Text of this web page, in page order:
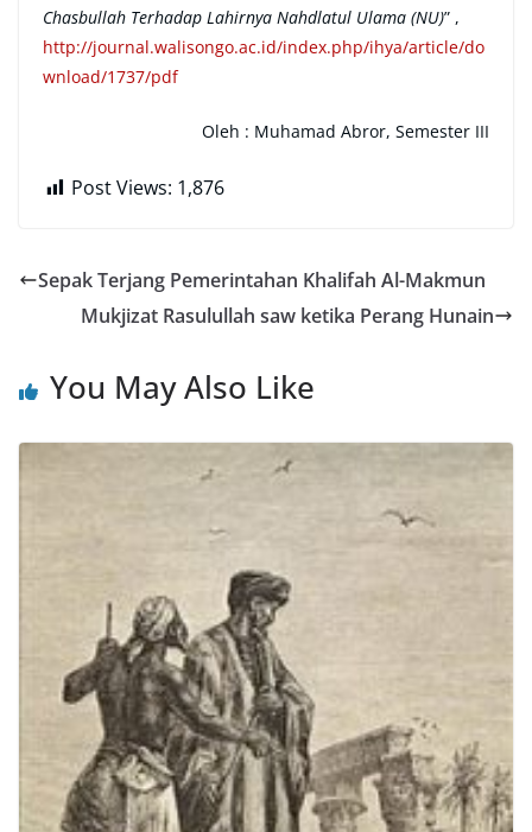
Chasbullah Terhadap Lahirnya Nahdlatul Ulama (NU)” ,
http://journal.walisongo.ac.id/index.php/ihya/article/do
wnload/1737/pdf
Oleh : Muhamad Abror, Semester III
Post Views: 1,876
Sepak Terjang Pemerintahan Khalifah Al-Makmun
Mukjizat Rasulullah saw ketika Perang Hunain
You May Also Like